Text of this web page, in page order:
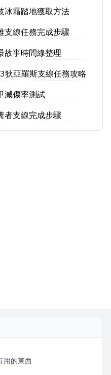
冰霜踏地獲取方法
支線任務完成步驟
故事時間線整理
狄亞羅斯支線任務攻略
減傷率測試
者支線完成步驟
用的東西